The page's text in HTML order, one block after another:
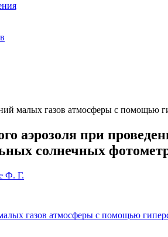
малых газов атмосферы с помощью
аэрозоля при
солнечных
Ф. Г.
газов атмосферы с помощью